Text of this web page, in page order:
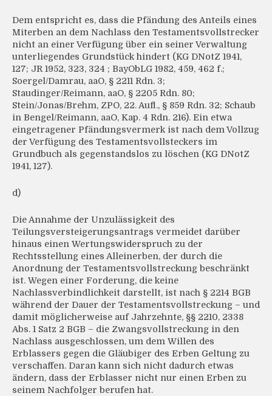
Dem entspricht es, dass die Pfändung des Anteils eines
Miterben an dem Nachlass den Testamentsvollstrecker
nicht an einer Verfügung über ein seiner Verwaltung
unterliegendes Grundstück hindert (KG DNotZ 1941,
127; JR 1952, 323, 324 ; BayObLG 1982, 459, 462 f.;
Soergel/Damrau, aaO, § 2211 Rdn. 3;
Staudinger/Reimann, aaO, § 2205 Rdn. 80;
Stein/Jonas/Brehm, ZPO, 22. Aufl., § 859 Rdn. 32; Schaub
in Bengel/Reimann, aaO, Kap. 4 Rdn. 216). Ein etwa
eingetragener Pfändungsvermerk ist nach dem Vollzug
der Verfügung des Testamentsvollsteckers im
Grundbuch als gegenstandslos zu löschen (KG DNotZ
1941, 127).
d)
Die Annahme der Unzulässigkeit des
Teilungsversteigerungsantrags vermeidet darüber
hinaus einen Wertungswiderspruch zu der
Rechtsstellung eines Alleinerben, der durch die
Anordnung der Testamentsvollstreckung beschränkt
ist. Wegen einer Forderung, die keine
Nachlassverbindlichkeit darstellt, ist nach § 2214 BGB
während der Dauer der Testamentsvollstreckung – und
damit möglicherweise auf Jahrzehnte, §§ 2210, 2338
Abs. 1 Satz 2 BGB – die Zwangsvollstreckung in den
Nachlass ausgeschlossen, um dem Willen des
Erblassers gegen die Gläubiger des Erben Geltung zu
verschaffen. Daran kann sich nicht dadurch etwas
ändern, dass der Erblasser nicht nur einen Erben zu
seinem Nachfolger berufen hat.